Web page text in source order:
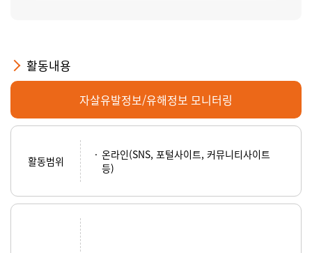
활동내용
자살유발정보/유해정보 모니터링
활동범위
온라인(SNS, 포털사이트, 커뮤니티사이트
등)